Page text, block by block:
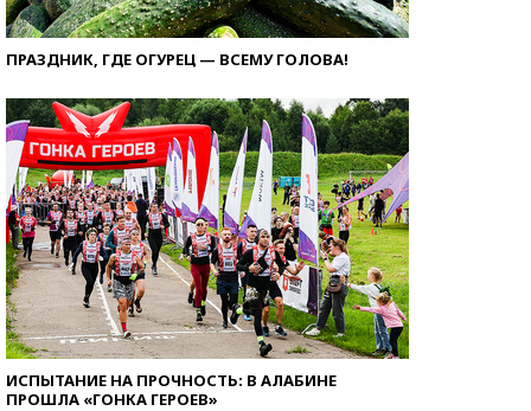
ПРАЗДНИК, ГДЕ ОГУРЕЦ — ВСЕМУ ГОЛОВА!
ИСПЫТАНИЕ НА ПРОЧНОСТЬ: В АЛАБИНЕ
ПРОШЛА «ГОНКА ГЕРОЕВ»